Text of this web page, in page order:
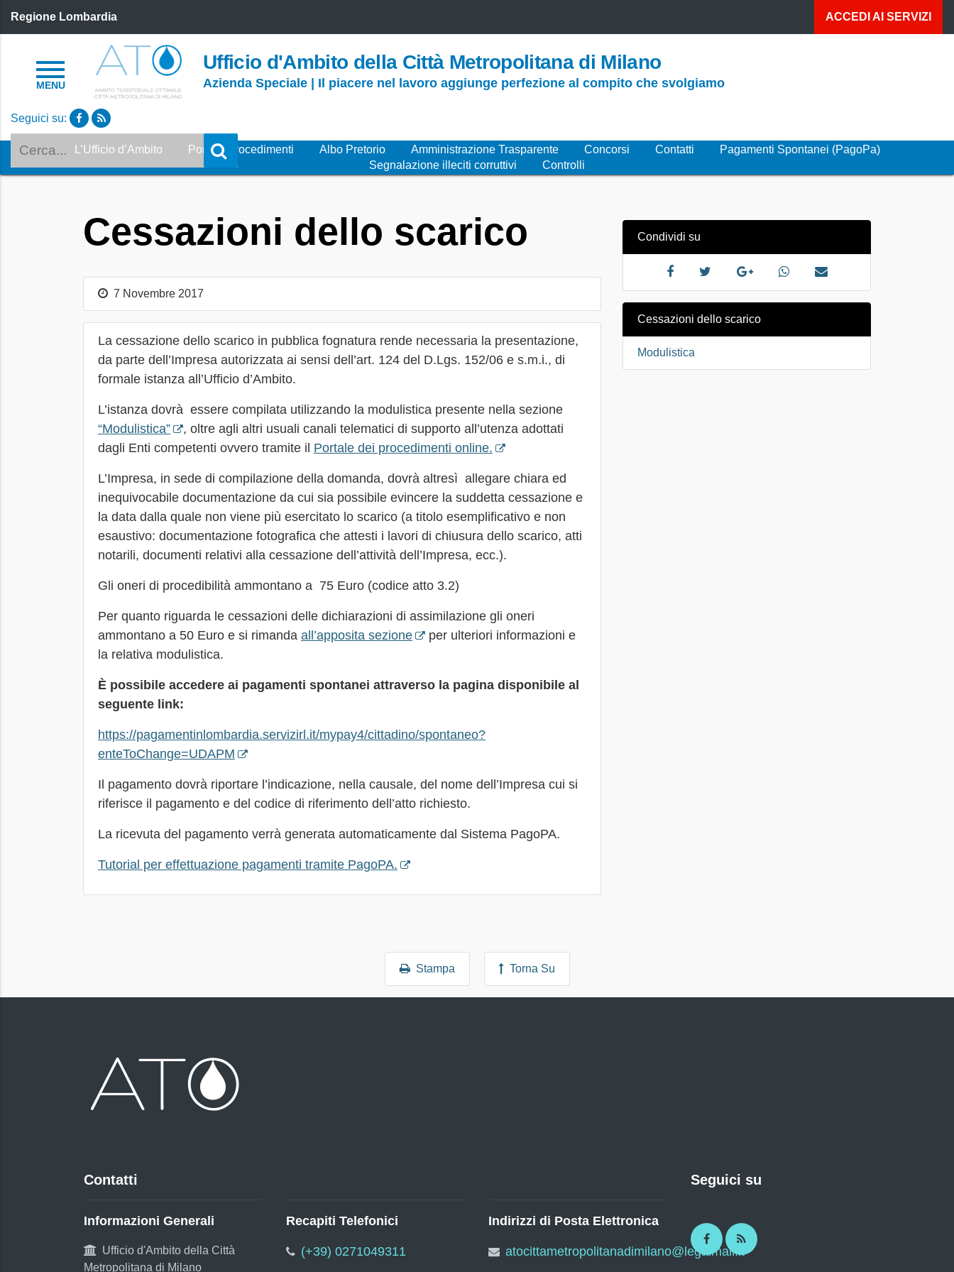
Regione Lombardia ACCEDI AI SERVIZI
Ufficio d'Ambito della Città Metropolitana di Milano
Azienda Speciale | Il piacere nel lavoro aggiunge perfezione al compito che svolgiamo
Seguici su:
Cerca
L’Ufficio d’Ambito Portale Procedimenti Albo Pretorio Amministrazione Trasparente Concorsi Contatti
Pagamenti Spontanei (PagoPa)
Segnalazione illeciti corruttivi
Controlli
Cessazioni dello scarico
7 Novembre 2017
La cessazione dello scarico in pubblica fognatura rende necessaria la presentazione,
da parte dell’Impresa autorizzata ai sensi dell’art. 124 del D.Lgs. 152/06 e s.m.i., di
formale istanza all’Ufficio d’Ambito.
L’istanza dovrà essere compilata utilizzando la modulistica presente nella sezione
“Modulistica”
, oltre agli altri usuali canali telematici di supporto all’utenza adottati
dagli Enti competenti ovvero tramite il Portale dei procedimenti online.
L’Impresa, in sede di compilazione della domanda, dovrà altresì allegare chiara ed
inequivocabile documentazione da cui sia possibile evincere la suddetta cessazione e
la data dalla quale non viene più esercitato lo scarico (a titolo esemplificativo e non
esaustivo: documentazione fotografica che attesti i lavori di chiusura dello scarico, atti
notarili, documenti relativi alla cessazione dell’attività dell’Impresa, ecc.).
Gli oneri di procedibilità ammontano a 75 Euro (codice atto 3.2)
Per quanto riguarda le cessazioni delle dichiarazioni di assimilazione gli oneri
ammontano a 50 Euro e si rimanda all’apposita sezione
per ulteriori informazioni e
la relativa modulistica.
È possibile accedere ai pagamenti spontanei attraverso la pagina disponibile al
seguente link:
https://pagamentinlombardia.servizirl.it/mypay4/cittadino/spontaneo?
enteToChange=UDAPM
Il pagamento dovrà riportare l’indicazione, nella causale, del nome dell’Impresa cui si
riferisce il pagamento e del codice di riferimento dell’atto richiesto.
La ricevuta del pagamento verrà generata automaticamente dal Sistema PagoPA.
Tutorial per effettuazione pagamenti tramite PagoPA.
Condividi su
Cessazioni dello scarico
Modulistica
Stampa Torna Su
Contatti
Informazioni Generali
Ufficio d'Ambito della Città
Metropolitana di Milano
Recapiti Telefonici
(+39) 0271049311
Indirizzi di Posta Elettronica
atocittametropolitanadimilano@legalmail.it
Seguici su
FacebookRSS